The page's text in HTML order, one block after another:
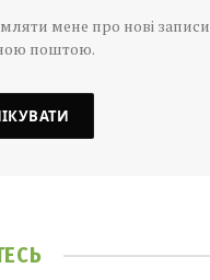
мене про нові записи
поштою.